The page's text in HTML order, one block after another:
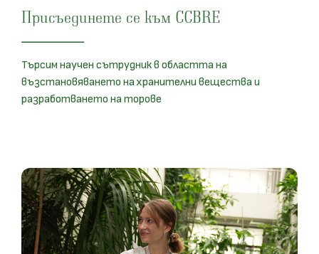
Присъединете се към CCBRE
Търсим научен сътрудник в областта на
възстановяването на хранителни вещества и
разработването на торове